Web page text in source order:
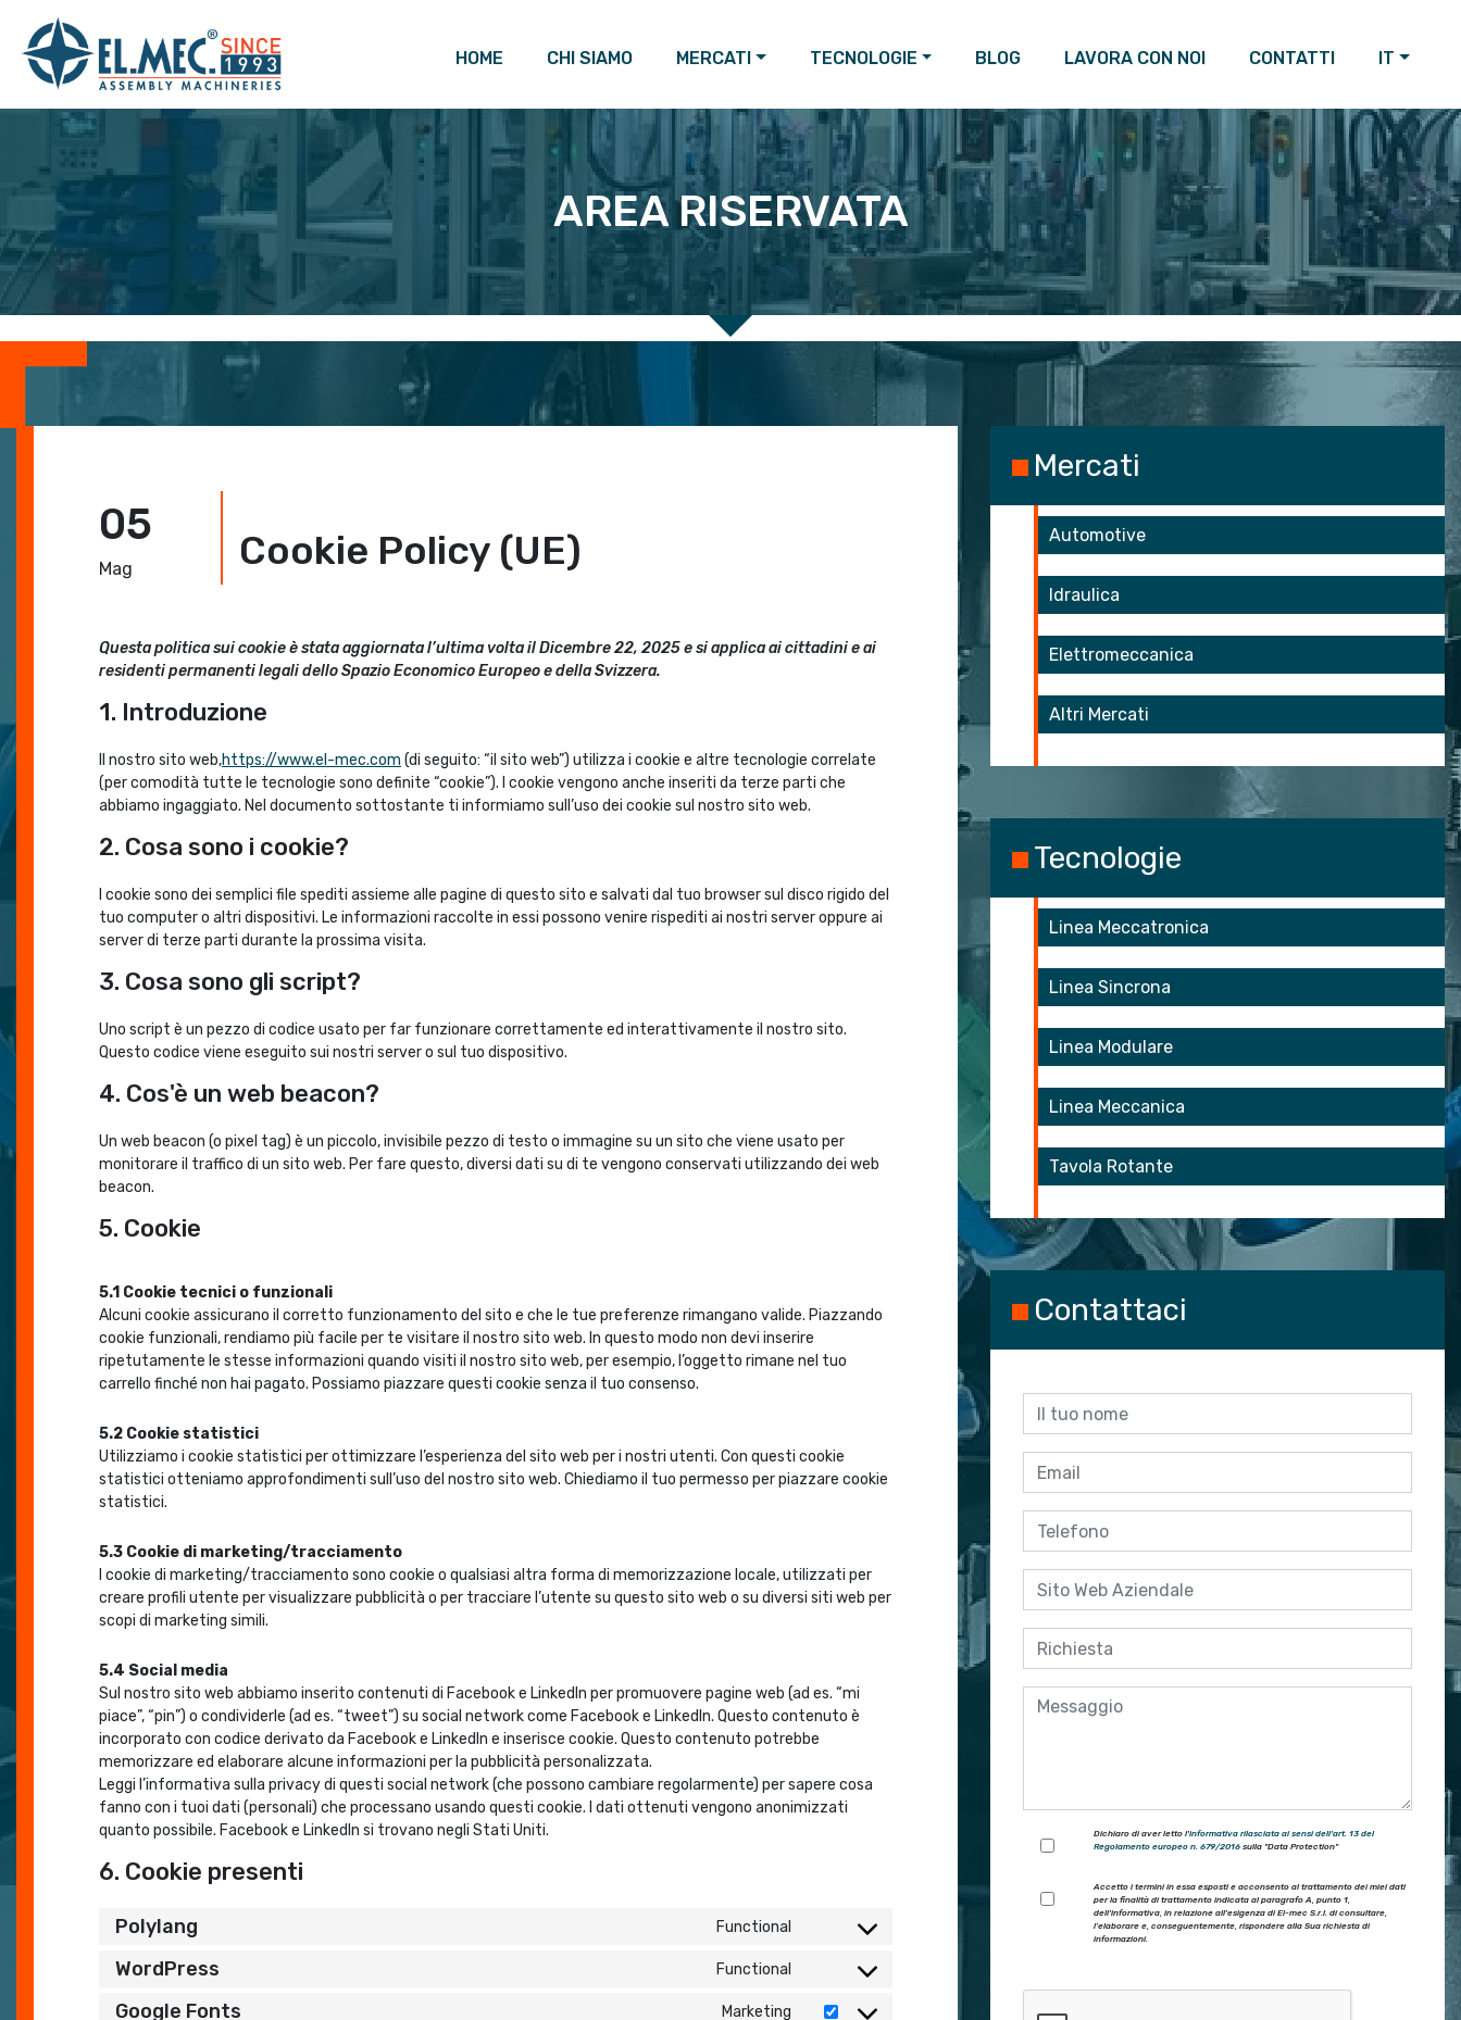
Navigazione principale HOME CHI SIAMO MERCATI TECNOLOGIE BLOG LAVORA CON NOI CONTATTI IT
AREA RISERVATA
05
Mag Cookie Policy (UE)
Questa politica sui cookie è stata aggiornata l’ultima volta il Dicembre 22, 2025 e si applica ai cittadini e ai
residenti permanenti legali dello Spazio Economico Europeo e della Svizzera.
1. Introduzione
Il nostro sito web,https://www.el-mec.com (di seguito: “il sito web”) utilizza i cookie e altre tecnologie correlate
(per comodità tutte le tecnologie sono definite “cookie”). I cookie vengono anche inseriti da terze parti che
abbiamo ingaggiato. Nel documento sottostante ti informiamo sull’uso dei cookie sul nostro sito web.
2. Cosa sono i cookie?
I cookie sono dei semplici file spediti assieme alle pagine di questo sito e salvati dal tuo browser sul disco rigido del
tuo computer o altri dispositivi. Le informazioni raccolte in essi possono venire rispediti ai nostri server oppure ai
server di terze parti durante la prossima visita.
3. Cosa sono gli script?
Uno script è un pezzo di codice usato per far funzionare correttamente ed interattivamente il nostro sito.
Questo codice viene eseguito sui nostri server o sul tuo dispositivo.
4. Cos'è un web beacon?
Un web beacon (o pixel tag) è un piccolo, invisibile pezzo di testo o immagine su un sito che viene usato per
monitorare il traffico di un sito web. Per fare questo, diversi dati su di te vengono conservati utilizzando dei web
beacon.
5. Cookie
5.1 Cookie tecnici o funzionali
Alcuni cookie assicurano il corretto funzionamento del sito e che le tue preferenze rimangano valide. Piazzando
cookie funzionali, rendiamo più facile per te visitare il nostro sito web. In questo modo non devi inserire
ripetutamente le stesse informazioni quando visiti il nostro sito web, per esempio, l’oggetto rimane nel tuo
carrello finché non hai pagato. Possiamo piazzare questi cookie senza il tuo consenso.
5.2 Cookie statistici
Utilizziamo i cookie statistici per ottimizzare l’esperienza del sito web per i nostri utenti. Con questi cookie
statistici otteniamo approfondimenti sull’uso del nostro sito web. Chiediamo il tuo permesso per piazzare cookie
statistici.
5.3 Cookie di marketing/tracciamento
I cookie di marketing/tracciamento sono cookie o qualsiasi altra forma di memorizzazione locale, utilizzati per
creare profili utente per visualizzare pubblicità o per tracciare l’utente su questo sito web o su diversi siti web per
scopi di marketing simili.
5.4 Social media
Sul nostro sito web abbiamo inserito contenuti di Facebook e LinkedIn per promuovere pagine web (ad es. “mi
piace”, “pin”) o condividerle (ad es. “tweet”) su social network come Facebook e LinkedIn. Questo contenuto è
incorporato con codice derivato da Facebook e LinkedIn e inserisce cookie. Questo contenuto potrebbe
memorizzare ed elaborare alcune informazioni per la pubblicità personalizzata.
Leggi l’informativa sulla privacy di questi social network (che possono cambiare regolarmente) per sapere cosa
fanno con i tuoi dati (personali) che processano usando questi cookie. I dati ottenuti vengono anonimizzati
quanto possibile. Facebook e LinkedIn si trovano negli Stati Uniti.
6. Cookie presenti
Polylang Functional Consent to service polylang
WordPress Functional Consent to service wordpress
Google Fonts Marketing
Mercati
Automotive
Idraulica
Elettromeccanica
Altri Mercati
Tecnologie
Linea Meccatronica
Linea Sincrona
Linea Modulare
Linea Meccanica
Tavola Rotante
Contattaci
Dichiaro di aver letto l'informativa rilasciata ai sensi dell'art. 13 del
Regolamento europeo n. 679/2016sulla "Data Protection"
Accetto i termini in essa esposti e acconsento al trattamento dei miei dati
per la finalità di trattamento indicata al paragrafo A, punto 1,
dell'informativa, in relazione all'esigenza di El-mec S.r.l. di consultare,
l’elaborare e, conseguentemente, rispondere alla Sua richiesta di
informazioni.